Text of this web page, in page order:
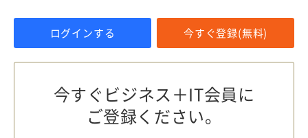
ログインする 今すぐ登録(無料)
今すぐビジネス＋IT会員に
ご登録ください。